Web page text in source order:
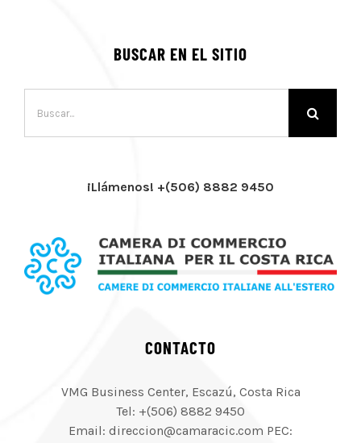
BUSCAR EN EL SITIO
¡Llámenos! +(506) 8882 9450
CONTACTO
VMG Business Center, Escazú, Costa Rica
Tel: +(506) 8882 9450
Email: direccion@camaracic.com PEC: